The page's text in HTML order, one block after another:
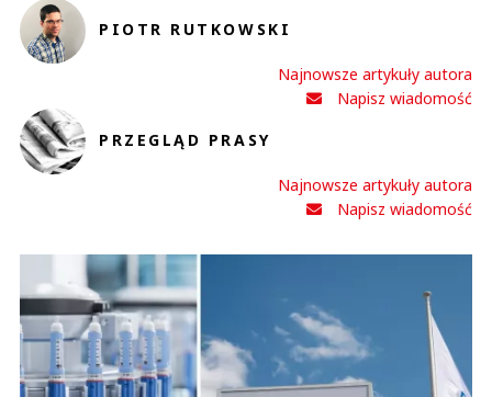
PIOTR RUTKOWSKI
Najnowsze artykuły autora
Napisz wiadomość
PRZEGLĄD PRASY
Najnowsze artykuły autora
Napisz wiadomość